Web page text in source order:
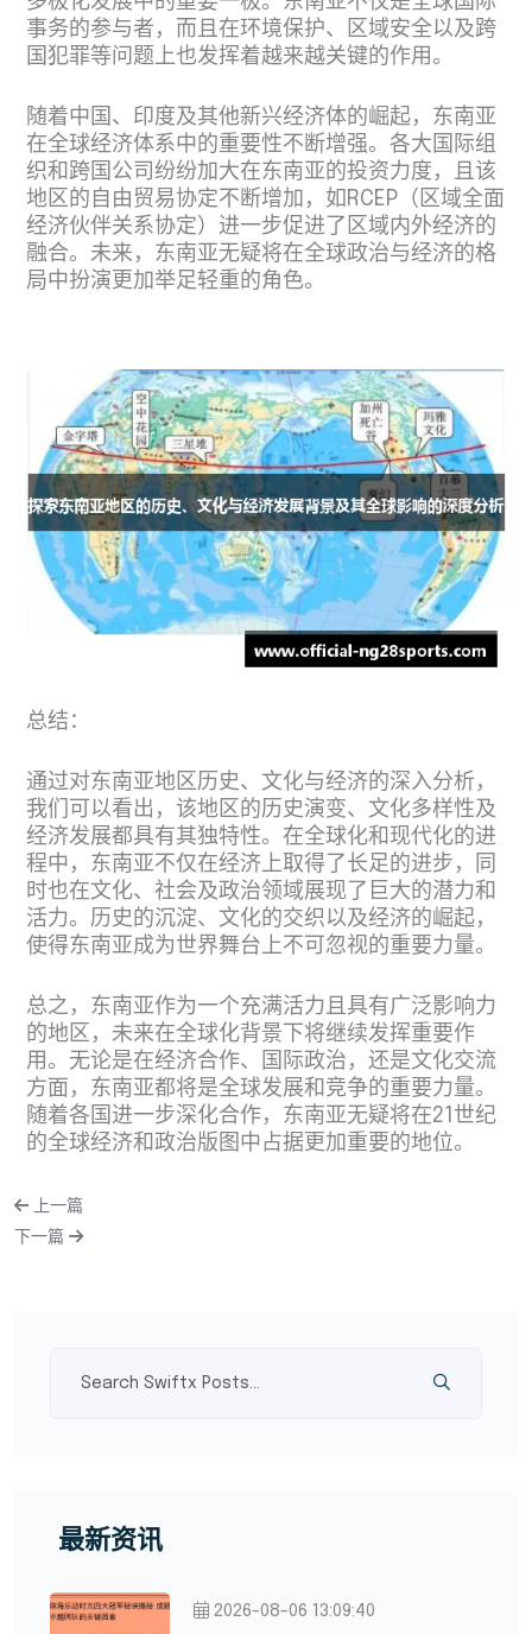
事务的参与者，而且在环境保护、区域安全以及跨
国犯罪等问题上也发挥着越来越关键的作用。
随着中国、印度及其他新兴经济体的崛起，东南亚
在全球经济体系中的重要性不断增强。各大国际组
织和跨国公司纷纷加大在东南亚的投资力度，且该
地区的自由贸易协定不断增加，如RCEP（区域全面
经济伙伴关系协定）进一步促进了区域内外经济的
融合。未来，东南亚无疑将在全球政治与经济的格
局中扮演更加举足轻重的角色。
总结：
通过对东南亚地区历史、文化与经济的深入分析，
我们可以看出，该地区的历史演变、文化多样性及
经济发展都具有其独特性。在全球化和现代化的进
程中，东南亚不仅在经济上取得了长足的进步，同
时也在文化、社会及政治领域展现了巨大的潜力和
活力。历史的沉淀、文化的交织以及经济的崛起，
使得东南亚成为世界舞台上不可忽视的重要力量。
总之，东南亚作为一个充满活力且具有广泛影响力
的地区，未来在全球化背景下将继续发挥重要作
用。无论是在经济合作、国际政治，还是文化交流
方面，东南亚都将是全球发展和竞争的重要力量。
随着各国进一步深化合作，东南亚无疑将在21世纪
的全球经济和政治版图中占据更加重要的地位。
上一篇
下一篇
最新资讯
2026-08-06 13:09:40